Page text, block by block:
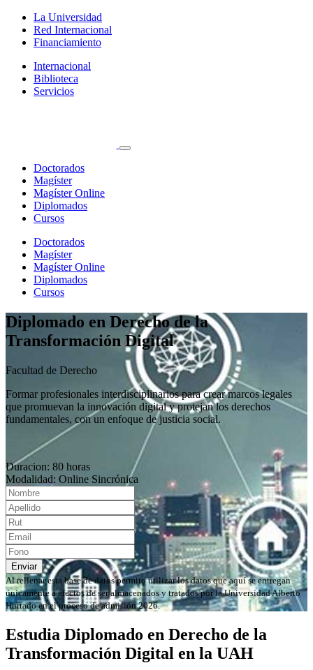
La Universidad
Red Internacional
Financiamiento
Internacional
Biblioteca
Servicios
Doctorados
Magíster
Magíster Online
Diplomados
Cursos
Doctorados
Magíster
Magíster Online
Diplomados
Cursos
Diplomado en Derecho de la
Transformación Digital
Facultad de Derecho
Formar profesionales interdisciplinarios para crear marcos legales
que promuevan la innovación digital y protejan los derechos
fundamentales, con un enfoque de justicia social.
Duracion: 80 horas
Modalidad: Online Sincrónica
Enviar
Al rellenar esta base de datos permito utilizar los datos que aquí se entregan
únicamente a efectos de ser almacenados y tratados por la Universidad Alberto
Hurtado en el proceso de admisión 2026.
Estudia Diplomado en Derecho de la
Transformación Digital en la UAH